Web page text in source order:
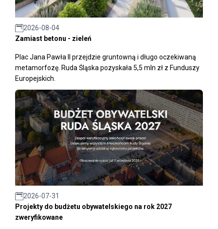
2026-08-04
Zamiast betonu - zieleń
Plac Jana Pawła II przejdzie gruntowną i długo oczekiwaną
metamorfozę. Ruda Śląska pozyskała 5,5 mln zł z Funduszy
Europejskich.
2026-07-31
Projekty do budżetu obywatelskiego na rok 2027
zweryfikowane